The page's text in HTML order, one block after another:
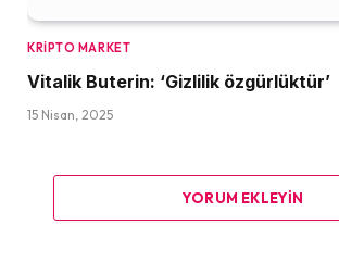
KRIPTO MARKET
Vitalik Buterin: ‘Gizlilik özgürlüktür’
15 Nisan, 2025
YORUM EKLEYIN